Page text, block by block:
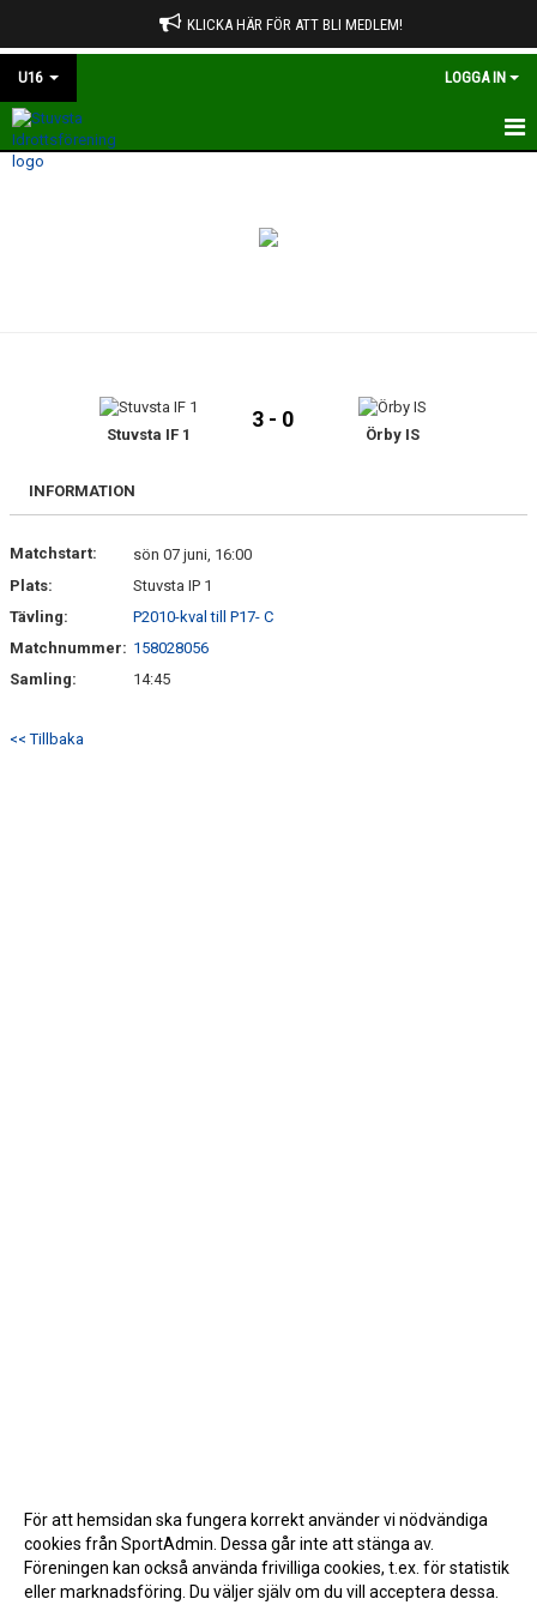
KLICKA HÄR FÖR ATT BLI MEDLEM!
U16 LOGGA IN
HEM
DOKUMENT
Stuvsta IF 1
3 - 0
Örby IS
INFORMATION
Matchstart:
sön 07 juni, 16:00
Plats:
Stuvsta IP 1
Tävling:
P2010-kval till P17- C
Matchnummer: 158028056
Samling:
14:45
<< Tillbaka
För att hemsidan ska fungera korrekt använder vi nödvändiga
cookies från SportAdmin. Dessa går inte att stänga av.
Föreningen kan också använda frivilliga cookies, t.ex. för statistik
eller marknadsföring. Du väljer själv om du vill acceptera dessa.